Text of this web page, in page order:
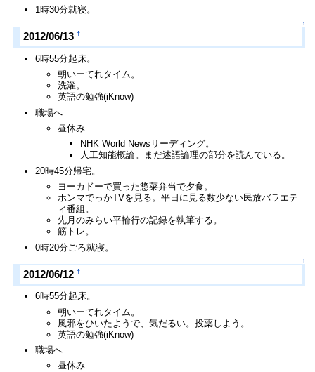
1時30分就寝。
↑
2012/06/13 †
6時55分起床。
朝いーてれタイム。
洗濯。
英語の勉強(iKnow)
職場へ
昼休み
NHK World Newsリーディング。
人工知能概論。まだ述語論理の部分を読んでいる。
20時45分帰宅。
ヨーカドーで買った惣菜弁当で夕食。
ホンマでっかTVを見る。平日に見る数少ない民放バラエテ
ィ番組。
先月のみらい平輪行の記録を執筆する。
筋トレ。
0時20分ごろ就寝。
↑
2012/06/12 †
6時55分起床。
朝いーてれタイム。
風邪をひいたようで、気だるい。投薬しよう。
英語の勉強(iKnow)
職場へ
昼休み